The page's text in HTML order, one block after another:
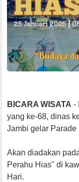
BICARA WISATA -
yang ke-68, dinas
Jambi gelar Parade
Akan diadakan
Perahu Hias" di
Hari.